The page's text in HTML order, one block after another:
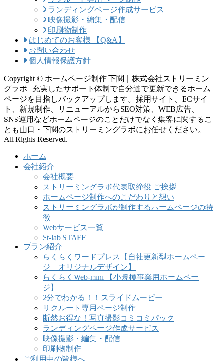
ランディングページ作成サービス
映像撮影・編集・配信
印刷物制作
はじめてのお客様 【Q&A】
お問い合わせ
個人情報保護方針
Copyright © ホームページ制作 下関｜株式会社ストリーミン
グラボ | 充実したサポート体制で自分達で更新できるホーム
ページを目指しバックアップします。採用サイト、ECサイ
ト、新規制作、リニューアルからSEO対策、WEB広告、
SNS運用などホームページのことだけでなく集客に関するこ
とも山口・下関のストリーミングラボにお任せください。
All Rights Reserved.
ホーム
会社紹介
会社概要
ストリーミングラボ代表取締役 ご挨拶
ホームページ制作へのこだわりと想い
ストリーミングラボが制作するホームページの特
徴
Webサービス一覧
St-lab STAFF
プラン紹介
らくらくワードプレス【自社更新型ホームペー
ジ オリジナルデザイン】
らくらくWeb-mini 【小規模事業用ホームペー
ジ】
2分でわかる！！スライドムービー
リクルート専用ページ制作
断然お得な！写真撮影コミコミパック
ランディングページ作成サービス
映像撮影・編集・配信
印刷物制作
ご利用中の皆様へ